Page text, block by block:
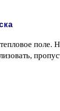
поле.